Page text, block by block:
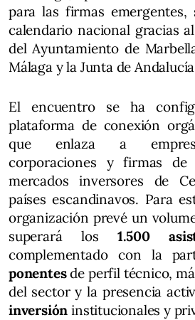
para las firmas
calendario nacional gracias
del Ayuntamiento de
Málaga y la Junta de
El encuentro se ha
plataforma de conexión
que enlaza a
corporaciones y firmas de
mercados inversores de
países escandinavos. Para
organización prevé un
superará los1.500
complementado con la
ponentesde perfil técnico,
del sector y la presencia
inversión institucionales y